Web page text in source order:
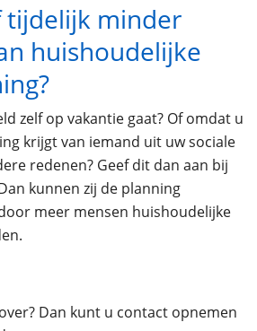
tijdelijk minder
huishoudelijke
zelf op vakantie gaat? Of omdat u
krijgt van iemand uit uw sociale
redenen? Geef dit dan aan bij
kunnen zij de planning
meer mensen huishoudelijke
Dan kunt u contact opnemen